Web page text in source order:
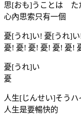
思[おも]うことは た
心內思索只有一個
憂[うれ]い! 憂[うれ]
憂! 憂! 憂! 憂! 憂! 憂!
憂[うれ]い
憂
人生[じんせい]そうハ
人生是要暢快的